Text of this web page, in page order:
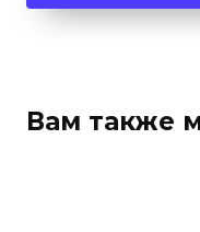
Вам также